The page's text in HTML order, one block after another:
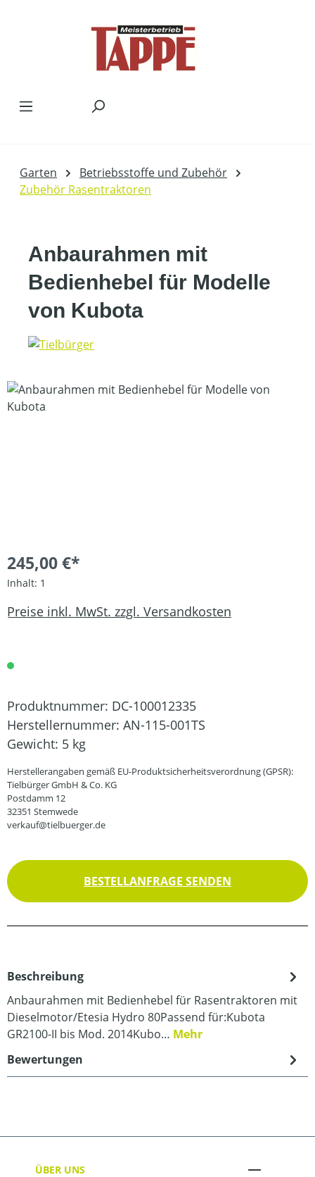
Garten
Betriebsstoffe und Zubehör
Zubehör Rasentraktoren
Anbaurahmen mit
Bedienhebel für Modelle
von Kubota
Bildergalerie überspringen
245,00 €*
Inhalt: 1
Preise inkl. MwSt. zzgl. Versandkosten
Produktnummer: DC-100012335
Herstellernummer: AN-115-001TS
Gewicht: 5 kg
Herstellerangaben gemäß EU-Produktsicherheitsverordnung (GPSR):
Tielbürger GmbH & Co. KG
Postdamm 12
32351 Stemwede
verkauf@tielbuerger.de
BESTELLANFRAGE SENDEN
Beschreibung
Anbaurahmen mit Bedienhebel für Rasentraktoren mit
Dieselmotor/Etesia Hydro 80Passend für:Kubota
GR2100-II bis Mod. 2014Kubo… Mehr
Bewertungen
ÜBER UNS